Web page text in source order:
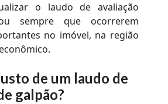
o laudo de avaliação
sempre que ocorrerem
no imóvel, na região
de um laudo de
galpão?